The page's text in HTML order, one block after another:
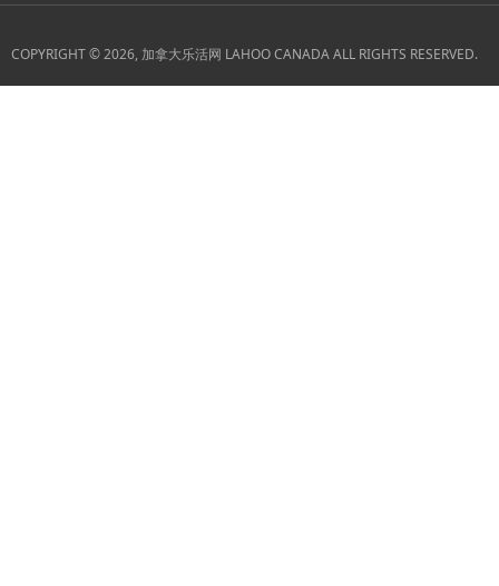
COPYRIGHT © 2026, 加拿大乐活网 LAHOO CANADA ALL RIGHTS RESERVED.